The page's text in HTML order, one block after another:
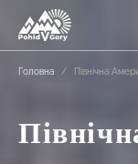
Головна / Північна